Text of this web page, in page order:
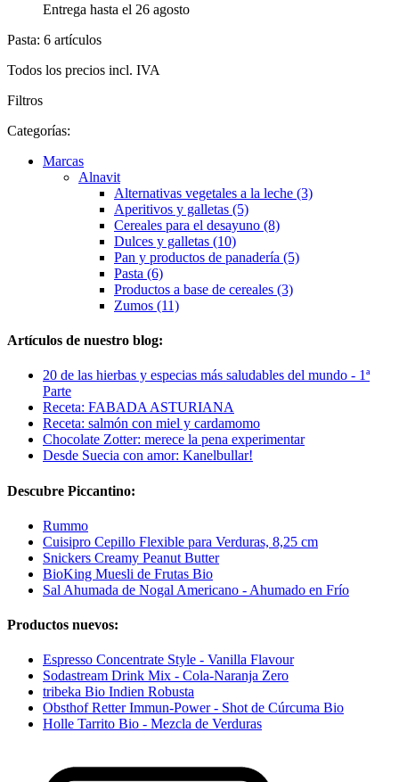
Entrega hasta el 26 agosto
Pasta: 6 artículos
Todos los precios incl. IVA
Filtros
Categorías:
Marcas
Alnavit
Alternativas vegetales a la leche (3)
Aperitivos y galletas (5)
Cereales para el desayuno (8)
Dulces y galletas (10)
Pan y productos de panadería (5)
Pasta (6)
Productos a base de cereales (3)
Zumos (11)
Artículos de nuestro blog:
20 de las hierbas y especias más saludables del mundo - 1ª
Parte
Receta: FABADA ASTURIANA
Receta: salmón con miel y cardamomo
Chocolate Zotter: merece la pena experimentar
Desde Suecia con amor: Kanelbullar!
Descubre Piccantino:
Rummo
Cuisipro Cepillo Flexible para Verduras, 8,25 cm
Snickers Creamy Peanut Butter
BioKing Muesli de Frutas Bio
Sal Ahumada de Nogal Americano - Ahumado en Frío
Productos nuevos:
Espresso Concentrate Style - Vanilla Flavour
Sodastream Drink Mix - Cola-Naranja Zero
tribeka Bio Indien Robusta
Obsthof Retter Immun-Power - Shot de Cúrcuma Bio
Holle Tarrito Bio - Mezcla de Verduras